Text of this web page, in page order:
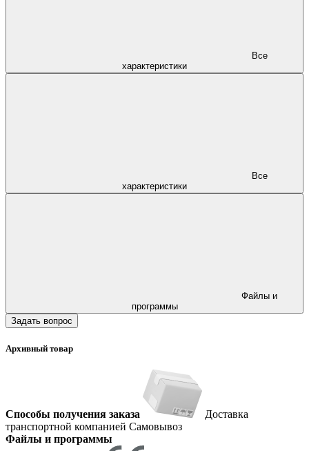
характеристики
характеристики
программы
Задать вопрос
Архивный товар
Способы получения заказа
Доставка
транспортной компанией Самовывоз
Файлы и программы